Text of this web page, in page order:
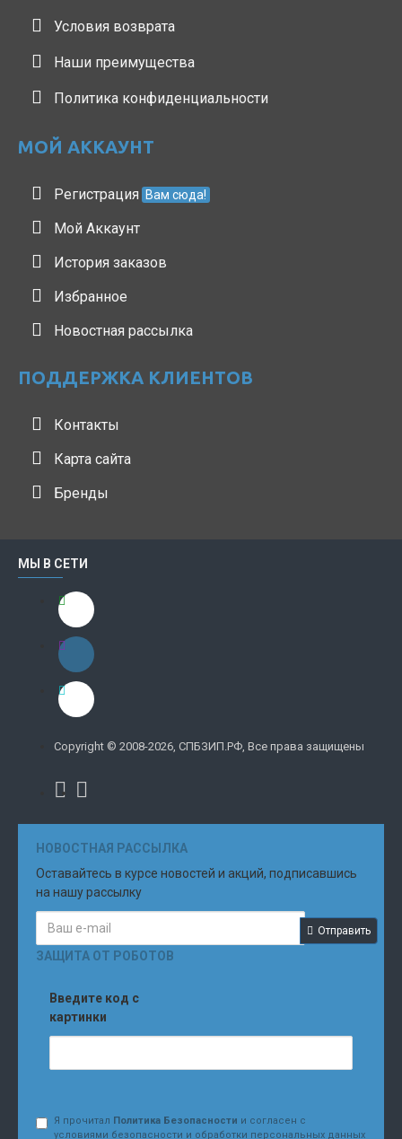
Условия возврата
Наши преимущества
Политика конфиденциальности
МОЙ АККАУНТ
Регистрация Вам сюда!
Мой Аккаунт
История заказов
Избранное
Новостная рассылка
ПОДДЕРЖКА КЛИЕНТОВ
Контакты
Карта сайта
Бренды
МЫ В СЕТИ
Copyright © 2008-2026, СПБЗИП.РФ, Все права защищены
НОВОСТНАЯ РАССЫЛКА
Оставайтесь в курсе новостей и акций, подписавшись
на нашу рассылку
Отправить
ЗАЩИТА ОТ РОБОТОВ
Введите код с
картинки
Я прочитал Политика Безопасности и согласен с
условиями безопасности и обработки персональных данных